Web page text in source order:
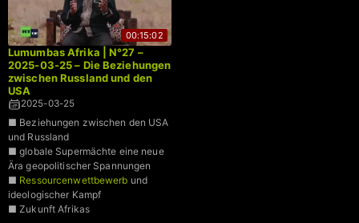
00:15:02
Lumumbas Afrika | N°27 –
2025-03-25 – Die Beziehungen
zwischen Russland und den
USA
2025-03-25
■ Beziehungen zwischen den USA
und Russland
■ globale Supermächte eine neue
Ära geopolitischer Spannungen
■ Ressourcenwettbewerb und
ideologischer Kampf
■ Zukunft Afrikas